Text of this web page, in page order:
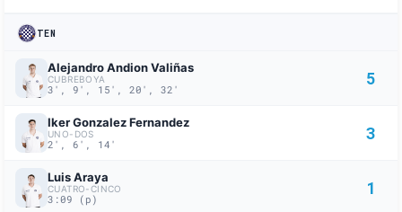
TEN
Alejandro Andion Valiñas
CUBREBOYA
3', 9', 15', 20', 32'
5
Iker Gonzalez Fernandez
UNO-DOS
2', 6', 14'
3
Luis Araya
CUATRO-CINCO
3:09 (p)
1